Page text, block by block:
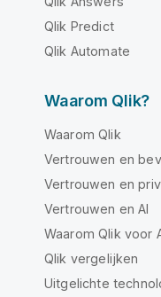
Qlik Predict
Qlik Automate
Waarom Qlik?
Waarom Qlik
Vertrouwen en
Vertrouwen en
Vertrouwen en AI
Waarom Qlik voor
Qlik vergelijken
Uitgelichte